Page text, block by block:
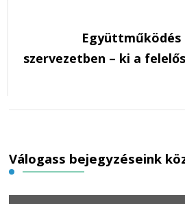
Együttműködés
szervezetben – ki a
Válogass bejegyzéseink